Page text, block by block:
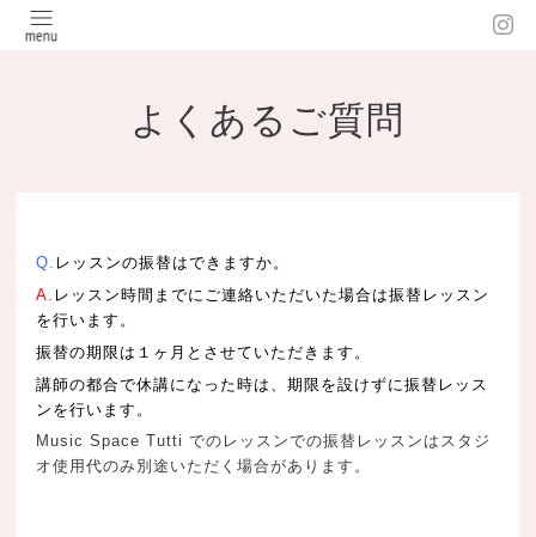
よくあるご質問
Q. レッスンの振替はできますか。
A. レッスン時間までにご連絡いただいた場合は振替レッスン
を行います。
振替の期限は１ヶ月とさせていただきます。
講師の都合で休講になった時は、期限を設けずに振替レッス
ンを行います。
Music Space Tutti でのレッスンでの振替レッスンはスタジ
オ使用代のみ別途いただく場合があります。